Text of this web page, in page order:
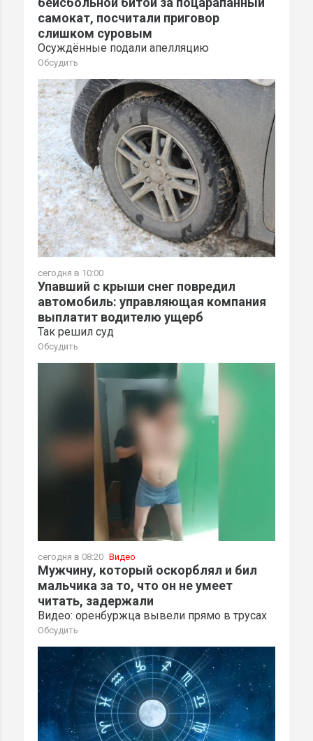
самокат, посчитали приговор
слишком суровым
Осуждённые подали апелляцию
Обсудить
сегодня в 10:00
Упавший с крыши снег повредил
автомобиль: управляющая компания
выплатит водителю ущерб
Так решил суд
Обсудить
сегодня в 08:20 Видео
Мужчину, который оскорблял и бил
мальчика за то, что он не умеет
читать, задержали
Видео: оренбуржца вывели прямо в трусах
Обсудить